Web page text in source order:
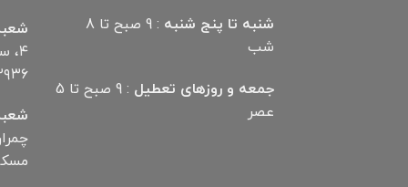
شنبه تا پنج شنبه
: 9 صبح تا 8
شب
جمعه و روزهای تعطیل
: 9 صبح تا 5
عصر
مسکن